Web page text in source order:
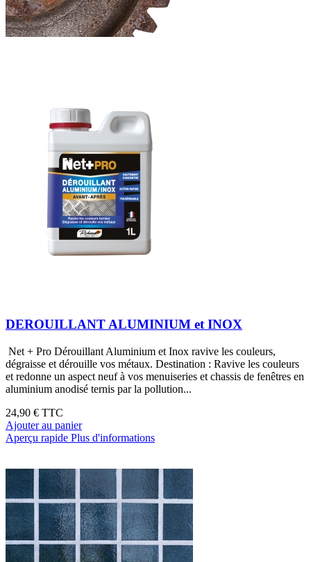
DEROUILLANT ALUMINIUM et INOX
Net + Pro Dérouillant Aluminium et Inox ravive les couleurs,
dégraisse et dérouille vos métaux. Destination : Ravive les couleurs
et redonne un aspect neuf à vos menuiseries et chassis de fenêtres en
aluminium anodisé ternis par la pollution...
24,90 € TTC
Ajouter au panier
Aperçu rapide Plus d'informations